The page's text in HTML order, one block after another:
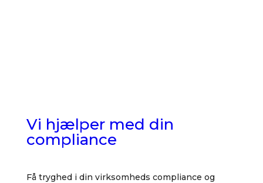
Vi hjælper med din
compliance
Få tryghed i din virksomheds compliance og